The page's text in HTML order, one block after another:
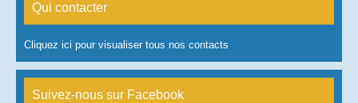
Qui contacter
Cliquez ici pour visualiser tous nos contacts
Suivez-nous sur Facebook